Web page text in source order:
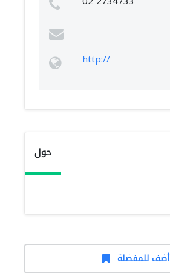
http://
حول
أضف للمفضلة